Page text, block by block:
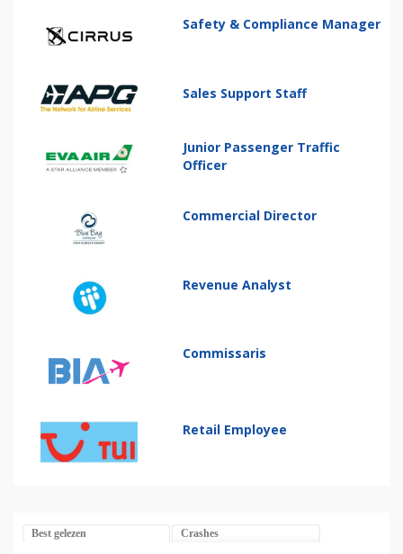
Safety & Compliance Manager
Sales Support Staff
Junior Passenger Traffic
Officer
Commercial Director
Revenue Analyst
Commissaris
Retail Employee
Best gelezen Crashes